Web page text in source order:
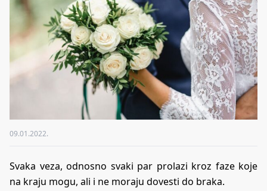
09.01.2022.
Svaka veza, odnosno svaki par prolazi kroz faze koje
na kraju mogu, ali i ne moraju dovesti do braka.